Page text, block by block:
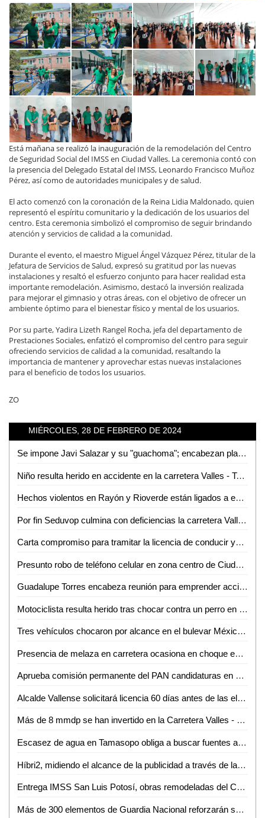
Está mañana se realizó la inauguración de la remodelación del Centro
de Seguridad Social del IMSS en Ciudad Valles. La ceremonia contó con
la presencia del Delegado Estatal del IMSS, Leonardo Francisco Muñoz
Pérez, así como de autoridades municipales y de salud.
El acto comenzó con la coronación de la Reina Lidia Maldonado, quien
representó el espíritu comunitario y la dedicación de los usuarios del
centro. Esta ceremonia simbolizó el compromiso de seguir brindando
atención y servicios de calidad a la comunidad.
Durante el evento, el maestro Miguel Ángel Vázquez Pérez, titular de la
Jefatura de Servicios de Salud, expresó su gratitud por las nuevas
instalaciones y resaltó el esfuerzo conjunto para hacer realidad esta
importante remodelación. Asimismo, destacó la inversión realizada
para mejorar el gimnasio y otras áreas, con el objetivo de ofrecer un
ambiente óptimo para el bienestar físico y mental de los usuarios.
Por su parte, Yadira Lizeth Rangel Rocha, jefa del departamento de
Prestaciones Sociales, enfatizó el compromiso del centro para seguir
ofreciendo servicios de calidad a la comunidad, resaltando la
importancia de mantener y aprovechar estas nuevas instalaciones
para el beneficio de todos los usuarios.
ZO
MIÉRCOLES, 28 DE FEBRERO DE 2024
Se impone Javi Salazar y su "guachoma"; encabezan planilla de regidores que acompañarán al Tecmol
Niño resulta herido en accidente en la carretera Valles - Tampico
Hechos violentos en Rayón y Rioverde están ligados a enfrentamientos entre grupos rivales: Fiscalía
Por fin Seduvop culmina con deficiencias la carretera Valles - Naranjo
Carta compromiso para tramitar la licencia de conducir ya no será un requisito obligatorio: Gobernador
Presunto robo de teléfono celular en zona centro de Ciudad Valles
Guadalupe Torres encabeza reunión para emprender acciones contra la sequía en la Huasteca
Motociclista resulta herido tras chocar contra un perro en el boulevard Lázaro Cárdenas de Valles
Tres vehículos chocaron por alcance en el bulevar México-Laredo
Presencia de melaza en carretera ocasiona en choque en la Valles - Mante
Aprueba comisión permanente del PAN candidaturas en ayuntamientos y diputaciones locales
Alcalde Vallense solicitará licencia 60 días antes de las elecciones
Más de 8 mmdp se han invertido en la Carretera Valles - Tamazunchale: SICT
Escasez de agua en Tamasopo obliga a buscar fuentes alternativas de abastecimiento
Híbri2, midiendo el alcance de la publicidad a través de la tecnología: Lucio Martínez
Entrega IMSS San Luis Potosí, obras remodeladas del Centro de Seguridad Social en Ciudad Valles
Más de 300 elementos de Guardia Nacional reforzarán seguridad en la Huasteca: J. Guadalupe Torres